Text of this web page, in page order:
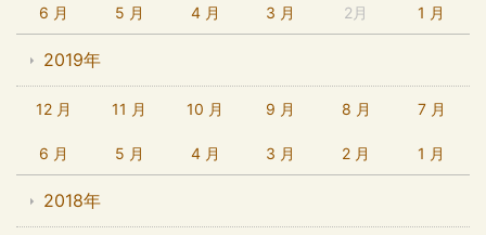
6 月 5 月 4 月 3 月 2月 1 月
2019年
12 月 11 月 10 月 9 月 8 月 7 月
6 月 5 月 4 月 3 月 2 月 1 月
2018年